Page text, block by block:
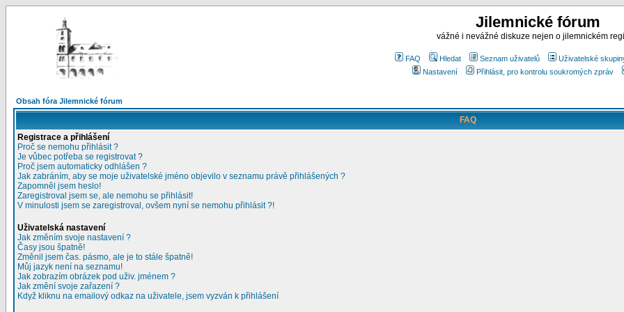
Jilemnické fórum
vážné i nevážné diskuze nejen o jilemnickém
FAQ Hledat Seznam uživatelů Uživatelské
Nastavení
Přihlásit, pro kontrolu soukromých zpráv
Obsah fóra Jilemnické fórum
FAQ
Registrace a přihlášení
Proč se nemohu přihlásit ?
Je vůbec potřeba se registrovat ?
Proč jsem automaticky odhlášen ?
Jak zabráním, aby se moje uživatelské jméno objevilo v seznamu právě přihlášených ?
Zapomněl jsem heslo!
Zaregistroval jsem se, ale nemohu se přihlásit!
V minulosti jsem se zaregistroval, ovšem nyní se nemohu přihlásit ?!
Uživatelská nastavení
Jak změním svoje nastavení ?
Časy jsou špatně!
Změnil jsem čas. pásmo, ale je to stále špatně!
Můj jazyk není na seznamu!
Jak zobrazím obrázek pod uživ. jménem ?
Jak změní svoje zařazení ?
Když kliknu na emailový odkaz na uživatele, jsem vyzván k přihlášení